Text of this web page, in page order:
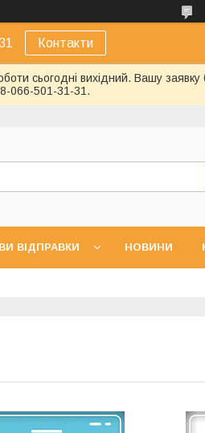
Контакти
сьогодні вихідний. Вашу
066-501-31-31.
ВІДПРАВКИ НОВИНИ